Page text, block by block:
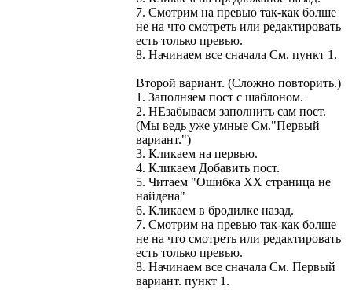
7. Смотрим на превью так-как болше
не на что смотреть или редактировать
есть только превью.
8. Начинаем все сначала См. пункт 1.
Второй вариант. (Сложно повторить.)
1. Заполняем пост с шаблоном.
2. НЕзабываем заполнить сам пост.
(Мы ведь уже умные См."Первый
вариант.")
3. Кликаем на первью.
4. Кликаем Добавить пост.
5. Читаем "Ошибка ХХ страница не
найдена"
6. Кликаем в бродилке назад.
7. Смотрим на превью так-как болше
не на что смотреть или редактировать
есть только превью.
8. Начинаем все сначала См. Первый
вариант. пункт 1.